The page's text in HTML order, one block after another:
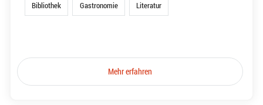
Bibliothek Gastronomie Literatur
Mehr erfahren